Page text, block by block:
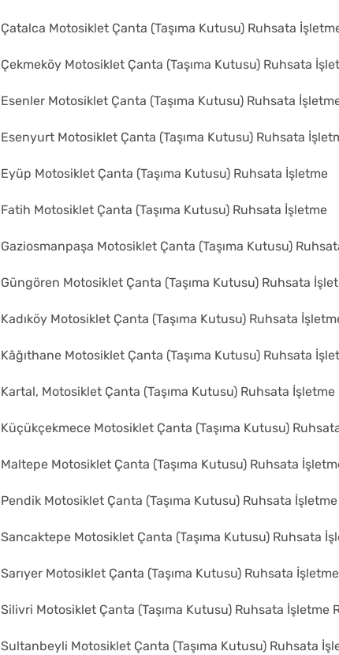
Çatalca Motosiklet Çanta (Taşıma Kutusu) Ruhsata
Çekmeköy Motosiklet Çanta (Taşıma Kutusu) Ruhsata
Esenler Motosiklet Çanta (Taşıma Kutusu) Ruhsata
Esenyurt Motosiklet Çanta (Taşıma Kutusu) Ruhsata
Eyüp Motosiklet Çanta (Taşıma Kutusu) Ruhsata İşletme
Fatih Motosiklet Çanta (Taşıma Kutusu) Ruhsata İşletme
Gaziosmanpaşa Motosiklet Çanta (Taşıma Kutusu)
Güngören Motosiklet Çanta (Taşıma Kutusu) Ruhsata
Kadıköy Motosiklet Çanta (Taşıma Kutusu) Ruhsata
Kâğıthane Motosiklet Çanta (Taşıma Kutusu) Ruhsata
Kartal, Motosiklet Çanta (Taşıma Kutusu) Ruhsata İşletme
Küçükçekmece Motosiklet Çanta (Taşıma Kutusu)
Maltepe Motosiklet Çanta (Taşıma Kutusu) Ruhsata
Pendik Motosiklet Çanta (Taşıma Kutusu) Ruhsata İşletme
Sancaktepe Motosiklet Çanta (Taşıma Kutusu) Ruhsata
Sarıyer Motosiklet Çanta (Taşıma Kutusu) Ruhsata
Silivri Motosiklet Çanta (Taşıma Kutusu) Ruhsata İşletme
Sultanbeyli Motosiklet Çanta (Taşıma Kutusu) Ruhsata